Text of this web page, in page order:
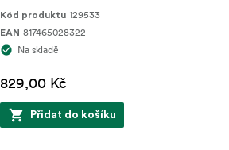
Kód produktu 129533
EAN 817465028322
Na skladě
829,00 Kč
Přidat do košíku